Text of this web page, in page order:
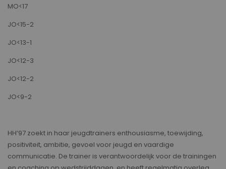
MO<17
JO<15-2
JO<13-1
JO<12-3
JO<12-2
JO<9-2
HH’97 zoekt in haar jeugdtrainers enthousiasme, toewijding,
positiviteit, ambitie, gevoel voor jeugd en vaardige
communicatie. De trainer is verantwoordelijk voor de trainingen